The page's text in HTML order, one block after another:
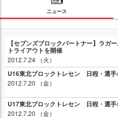
ニュース
【セブンズブロックパートナー】ラガ
トライアウトを開催
2012.7.24 （火）
U16東北ブロックトレセン 日程・選手
2012.7.20 （金）
U17東北ブロックトレセン 日程・選手
2012.7.20 （金）